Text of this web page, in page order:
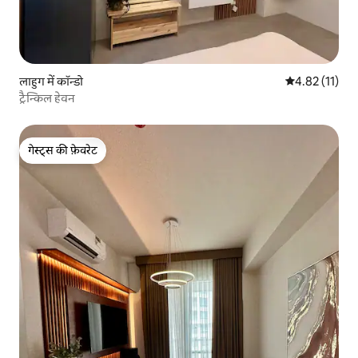
लाहुग में कॉन्डो औसत रेटिंग 5 में
4.82 (11)
ट्रैन्किल हेवन
गेस्ट्स की फ़ेवरेट
गेस्ट्स की फ़ेवरेट